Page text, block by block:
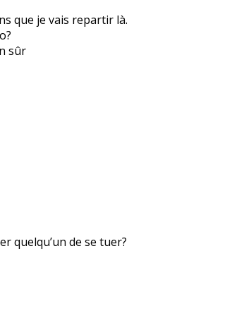
que je vais repartir là.
sûr
quelqu’un de se tuer?